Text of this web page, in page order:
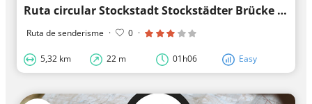
Ruta circular Stockstadt Stockstädter Brücke 5: Camí dels fasans
Ruta de senderisme · 0 ·
5,32 km 22 m 01h06 Easy